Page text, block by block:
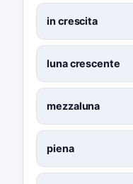
in crescita
luna crescente
mezzaluna
piena